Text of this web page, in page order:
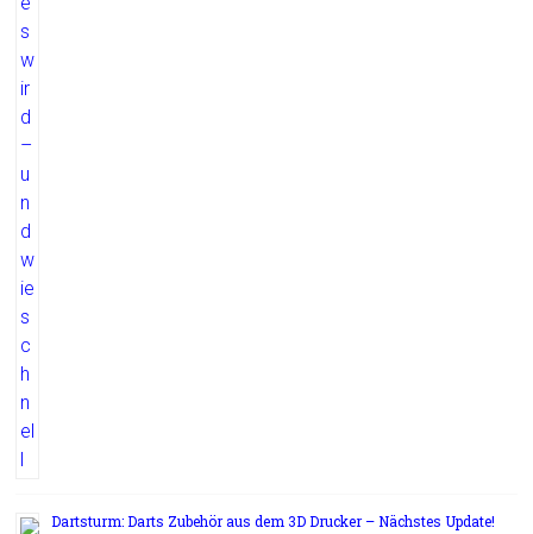
Dartsturm: Darts Zubehör aus dem 3D Drucker – Nächstes Update!